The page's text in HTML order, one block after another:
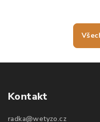
Kontakt
radka@wetyzo.cz